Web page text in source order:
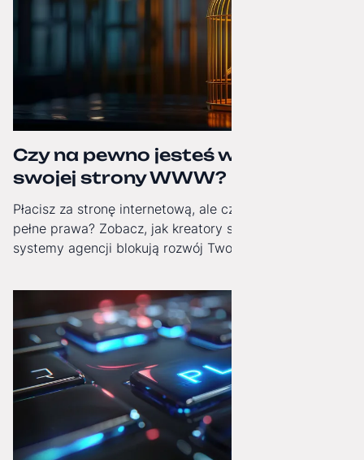
Czy na pewno jesteś właścicielem
swojej strony WWW?
Płacisz za stronę internetową, ale czy masz do niej
pełne prawa? Zobacz, jak kreatory stron i zamknięte
systemy agencji blokują rozwój Twojej firmy i jak